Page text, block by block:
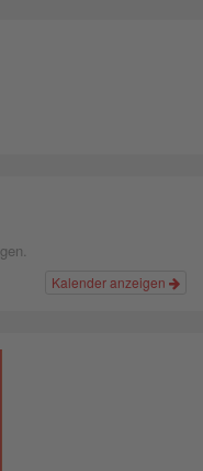
Kalender anzeigen